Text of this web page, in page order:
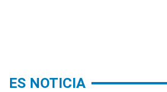
ES NOTICIA